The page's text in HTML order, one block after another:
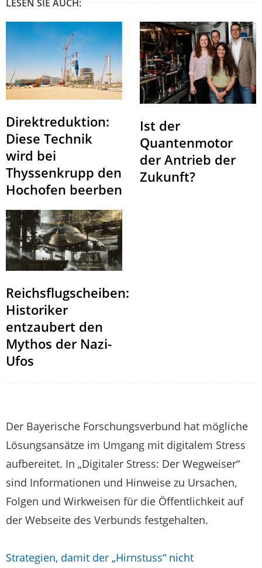
LESEN SIE AUCH:
Direktreduktion:
Diese Technik
wird bei
Thyssenkrupp den
Hochofen beerben
Ist der
Quantenmotor
der Antrieb der
Zukunft?
Reichsflugscheiben:
Historiker
entzaubert den
Mythos der Nazi-
Ufos
Der Bayerische Forschungsverbund hat mögliche
Lösungsansätze im Umgang mit digitalem Stress
aufbereitet. In „Digitaler Stress: Der Wegweiser“
sind Informationen und Hinweise zu Ursachen,
Folgen und Wirkweisen für die Öffentlichkeit auf
der Webseite des Verbunds festgehalten.
Strategien, damit der „Hirnstuss“ nicht